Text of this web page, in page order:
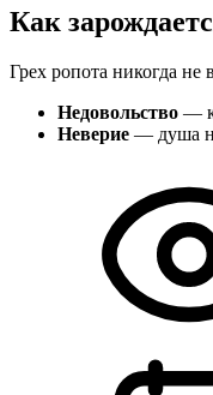
Как
Грех ропота никогда не
Недовольство —
Неверие — душа